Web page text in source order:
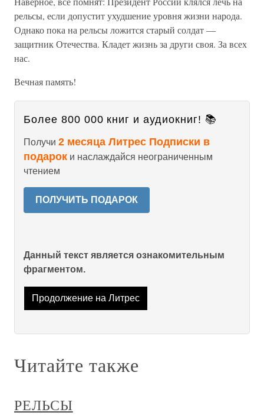
рельсы, если допустит ухудшение уровня жизни народа.
Однако пока на рельсы ложится старый солдат —
защитник Отечества. Кладет жизнь за други своя. За всех
нас.
Вечная память!
Более 800 000 книг и аудиокниг! 📚
Получи 2 месяца Литрес Подписки в
подарок и наслаждайся неограниченным
чтением
ПОЛУЧИТЬ ПОДАРОК
Данный текст является ознакомительным
фрагментом.
Продолжение на Литрес
Читайте также
РЕЛЬСЫ